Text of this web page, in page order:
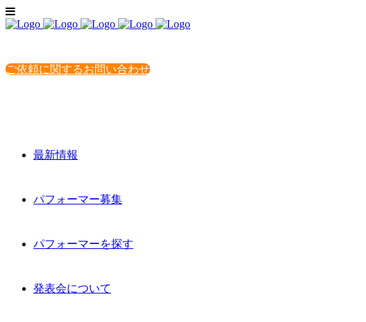
ご依頼に関するお問い合わせ
最新情報
パフォーマー募集
パフォーマーを探す
発表会について